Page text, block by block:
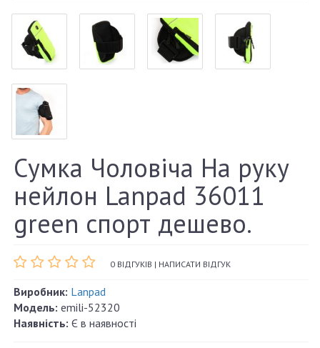
Сумка Чоловіча На руку
нейлон Lanpad 36011
green спорт дешево.
0 ВІДГУКІВ | НАПИСАТИ ВІДГУК
Виробник: Lanpad
Модель: emili-52320
Наявність: Є в наявності